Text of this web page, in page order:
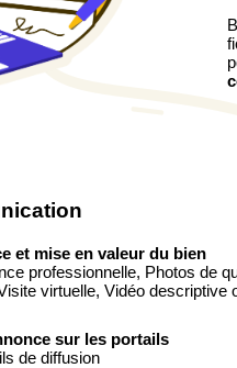
et mise en valeur du bien
professionnelle, Photos de
virtuelle, Vidéo descriptive
sur les portails
de diffusion